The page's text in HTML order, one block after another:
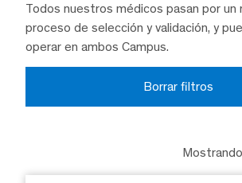
Todos nuestros médicos pasan por un
proceso de selección y validación, y
operar en ambos Campus.
Borrar filtros
Mostrando